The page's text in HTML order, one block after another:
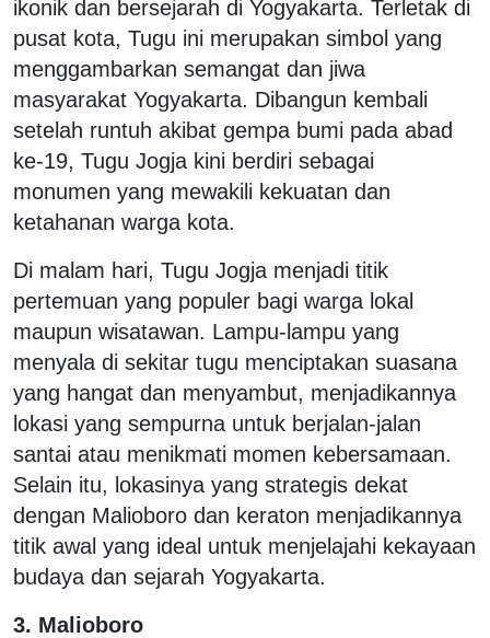
ikonik dan bersejarah di Yogyakarta. Terletak di
pusat kota, Tugu ini merupakan simbol yang
menggambarkan semangat dan jiwa
masyarakat Yogyakarta. Dibangun kembali
setelah runtuh akibat gempa bumi pada abad
ke-19, Tugu Jogja kini berdiri sebagai
monumen yang mewakili kekuatan dan
ketahanan warga kota.
Di malam hari, Tugu Jogja menjadi titik
pertemuan yang populer bagi warga lokal
maupun wisatawan. Lampu-lampu yang
menyala di sekitar tugu menciptakan suasana
yang hangat dan menyambut, menjadikannya
lokasi yang sempurna untuk berjalan-jalan
santai atau menikmati momen kebersamaan.
Selain itu, lokasinya yang strategis dekat
dengan Malioboro dan keraton menjadikannya
titik awal yang ideal untuk menjelajahi kekayaan
budaya dan sejarah Yogyakarta.
3. Malioboro